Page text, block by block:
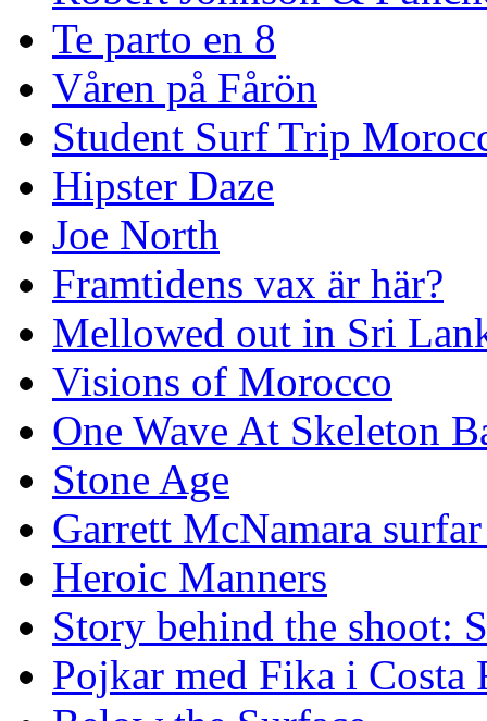
Te parto en 8
Våren på Fårön
Student Surf Trip
Hipster Daze
Joe North
Framtidens vax är här?
Mellowed out in Sri
Visions of Morocco
One Wave At Skeleton
Stone Age
Garrett McNamara
Heroic Manners
Story behind the shoot:
Pojkar med Fika i Costa